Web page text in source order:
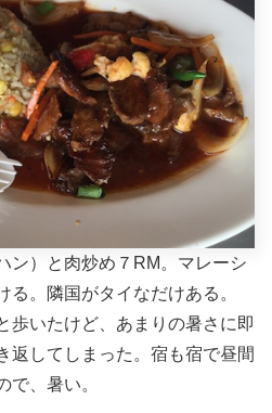
ン）と肉炒め７RM。マレーシ
る。隣国がタイなだけある。
歩いたけど、あまりの暑さに即
返してしまった。宿も宿で昼間
で、暑い。